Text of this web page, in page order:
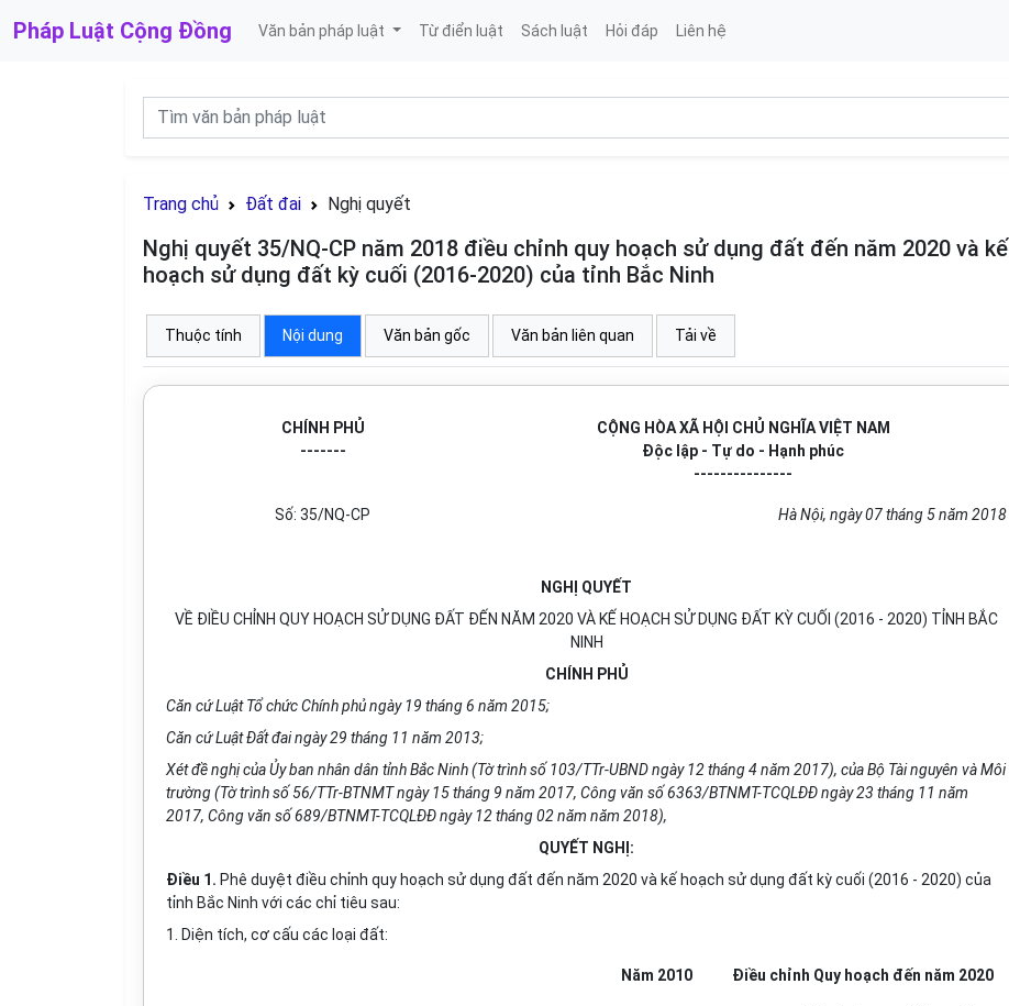
Pháp Luật Cộng Đồng Văn bản pháp luật Từ điển luật Sách luật Hỏi đáp Liên hệ
Trang chủ Đất đai Nghị quyết
Nghị quyết 35/NQ-CP năm 2018 điều chỉnh quy hoạch sử dụng đất đến năm 2020 và kế
hoạch sử dụng đất kỳ cuối (2016-2020) của tỉnh Bắc Ninh
Thuộc tính Nội dung Văn bản gốc Văn bản liên quan Tải về
CHÍNH PHỦ
-------
CỘNG HÒA XÃ HỘI CHỦ NGHĨA VIỆT NAM
Độc lập - Tự do - Hạnh phúc
---------------
Số: 35/NQ-CP Hà Nội, ngày07tháng5năm 2018
NGHỊ QUYẾT
VỀ ĐIỀU CHỈNH QUY HOẠCH SỬ DỤNG ĐẤT ĐẾN NĂM 2020 VÀ KẾ HOẠCH SỬ DỤNG ĐẤT KỲ CUỐI (2016 - 2020) TỈNH BẮC
NINH
CHÍNH PHỦ
Căn cứ Luật Tổ chức Chính phủ ngày 19 tháng 6 năm 2015;
Căn cứ Luật Đất đai ngày 29 tháng 11 năm 2013;
Xét đề nghị của Ủy ban nhân dân tỉnh Bắc Ninh (Tờ trình số 103/TTr-UBND ngày 12 tháng 4 năm 2017), của Bộ Tài nguyên và Môi
trường (Tờ trình số56/TTr-BTNMT ngày 15 tháng 9 năm 2017, Công văn số 6363/BTNMT-TCQLĐĐ ngày 23 tháng 11 năm
2017, Công văn số 689/BTNMT-TCQLĐĐ ngày 12 tháng 02 năm năm 2018),
QUYẾT NGHỊ:
Điều 1. Phê duyệt điều chỉnh quy hoạch sử dụng đất đến năm 2020 và kế hoạch sử dụng đất kỳ cuối (2016 - 2020) của
tỉnh Bắc Ninh với các chỉ tiêu sau:
1. Diện tích, cơ cấu các loại đất:
Năm 2010 Điều chỉnh Quy hoạch đến năm 2020